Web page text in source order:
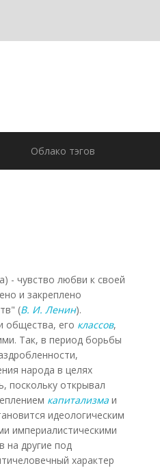
Облако тэгов
- чувство любви к своей
и закреплено
(В. И. Ленин).
общества, его классов,
Так, в период борьбы
народа в целях
поскольку открывал
капитализма и
идеологическим
империалистическими
на другие под
характер